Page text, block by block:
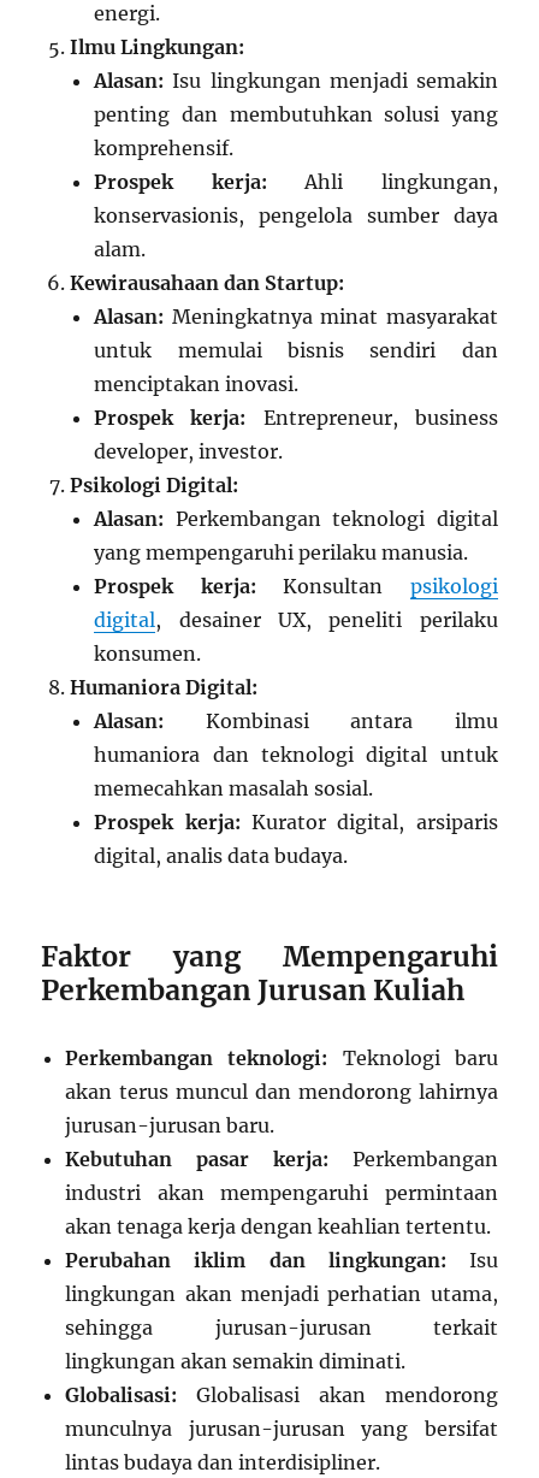
energi.
Ilmu Lingkungan:
Alasan: Isu lingkungan menjadi semakin
penting dan membutuhkan solusi yang
komprehensif.
Prospek kerja: Ahli lingkungan,
konservasionis, pengelola sumber daya
alam.
Kewirausahaan dan Startup:
Alasan: Meningkatnya minat masyarakat
untuk memulai bisnis sendiri dan
menciptakan inovasi.
Prospek kerja: Entrepreneur, business
developer, investor.
Psikologi Digital:
Alasan: Perkembangan teknologi digital
yang mempengaruhi perilaku manusia.
Prospek kerja: Konsultan psikologi
digital, desainer UX, peneliti perilaku
konsumen.
Humaniora Digital:
Alasan: Kombinasi antara ilmu
humaniora dan teknologi digital untuk
memecahkan masalah sosial.
Prospek kerja: Kurator digital, arsiparis
digital, analis data budaya.
Faktor yang Mempengaruhi
Perkembangan Jurusan Kuliah
Perkembangan teknologi: Teknologi baru
akan terus muncul dan mendorong lahirnya
jurusan-jurusan baru.
Kebutuhan pasar kerja: Perkembangan
industri akan mempengaruhi permintaan
akan tenaga kerja dengan keahlian tertentu.
Perubahan iklim dan lingkungan: Isu
lingkungan akan menjadi perhatian utama,
sehingga jurusan-jurusan terkait
lingkungan akan semakin diminati.
Globalisasi: Globalisasi akan mendorong
munculnya jurusan-jurusan yang bersifat
lintas budaya dan interdisipliner.